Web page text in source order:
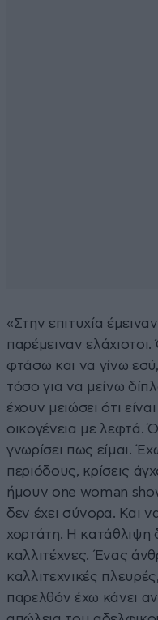
«Στην επιτυχία
παρέμειναν
φτάσω και να γίνω
τόσο για να μείνω
έχουν μειώσει ότι
οικογένεια με λεφτά.
γνωρίσει πως είμαι.
περιόδους, κρίσεις
ήμουν one woman
δεν έχει σύνορα. Και
χορτάτη. Η κατάθλιψη
καλλιτέχνες. Ένας
καλλιτεχνικές
παρελθόν έχω κάνει